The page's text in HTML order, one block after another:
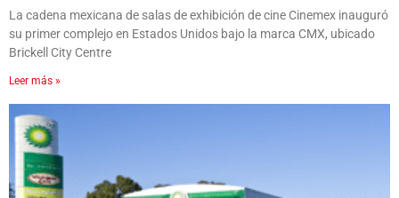
La cadena mexicana de salas de exhibición de cine Cinemex inauguró
su primer complejo en Estados Unidos bajo la marca CMX, ubicado
Brickell City Centre
Leer más »